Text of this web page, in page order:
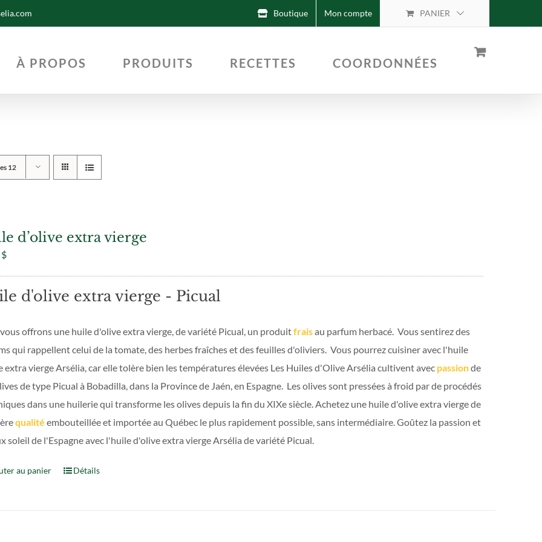
Boutique Mon compte PANIER
À PROPOS PRODUITS RECETTES COORDONNÉES
12
d’olive extra vierge
$
d'olive extra vierge - Picual
offrons une huile d'olive extra vierge, de variété Picual, un produitfraisau parfum herbacé. Vous sentirez des
qui rappellent celui de la tomate, des herbes fraîches et des feuilles d'oliviers. Vous pourrez cuisiner avec l'huile
extra vierge Arsélia, car elle tolère bien les températures élevées Les Huiles d'Olive Arsélia cultivent avec passionde
de type Picual à Bobadilla, dans la Province de Jaén, en Espagne. Les olives sont pressées à froid par de procédés
dans une huilerie qui transforme les olives depuis la fin du XIXe siècle. Achetez une huile d'olive extra vierge de
qualité embouteillée et importée au Québec le plus rapidement possible, sans intermédiaire. Goûtez la passion et
soleil de l'Espagne avec l'huile d'olive extra vierge Arsélia de variété Picual.
au panier Détails